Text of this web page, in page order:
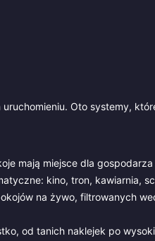
Oto systemy,
mają miejsce dla
kino, tron, kawiarnia,
na żywo, filtrowanych
od tanich naklejek po